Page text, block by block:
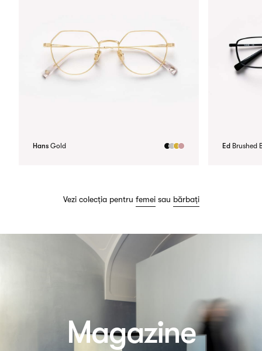
Hans Gold Ed Brushed
Vezi colecția pentru femei sau bărbați
Magazine